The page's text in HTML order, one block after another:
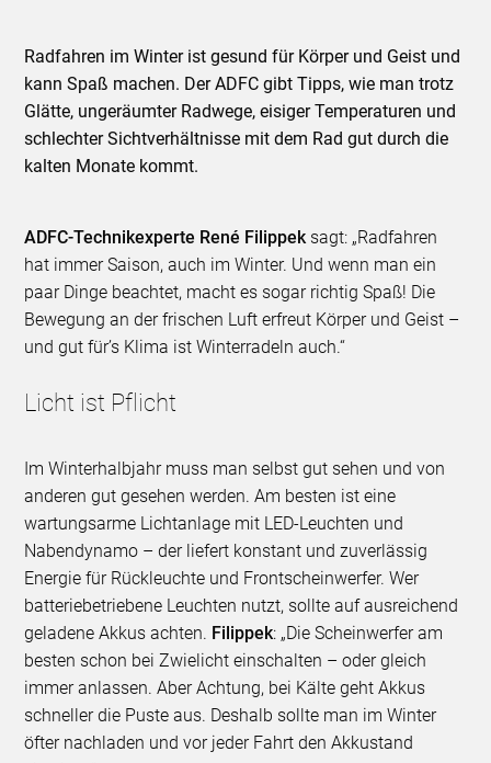
Radfahren im Winter ist gesund für Körper und Geist und
kann Spaß machen. Der ADFC gibt Tipps, wie man trotz
Glätte, ungeräumter Radwege, eisiger Temperaturen und
schlechter Sichtverhältnisse mit dem Rad gut durch die
kalten Monate kommt.
ADFC-Technikexperte René Filippeksagt: „Radfahren
hat immer Saison, auch im Winter. Und wenn man ein
paar Dinge beachtet, macht es sogar richtig Spaß! Die
Bewegung an der frischen Luft erfreut Körper und Geist –
und gut für’s Klima ist Winterradeln auch.“
Licht ist Pflicht
Im Winterhalbjahr muss man selbst gut sehen und von
anderen gut gesehen werden. Am besten ist eine
wartungsarme Lichtanlage mit LED-Leuchten und
Nabendynamo – der liefert konstant und zuverlässig
Energie für Rückleuchte und Frontscheinwerfer. Wer
batteriebetriebene Leuchten nutzt, sollte auf ausreichend
geladene Akkus achten. Filippek: „Die Scheinwerfer am
besten schon bei Zwielicht einschalten – oder gleich
immer anlassen. Aber Achtung, bei Kälte geht Akkus
schneller die Puste aus. Deshalb sollte man im Winter
öfter nachladen und vor jeder Fahrt den Akkustand